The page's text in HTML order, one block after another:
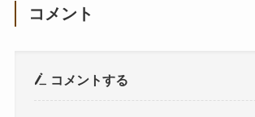
コメント
コメントする